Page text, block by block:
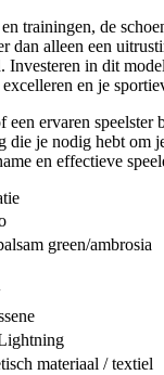
trainingen, de
dan alleen een
Investeren in dit
en je
ervaren speelster
die je nodig hebt om
en effectieve
green/ambrosia
materiaal / textiel